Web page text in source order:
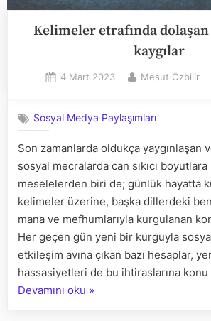
Kelimeler etrafında
kaygılar
Posted
4 Mart 2023 By
Mesut Özbilir
Sosyal Medya Paylaşımları
Son zamanlarda oldukça yaygınlaşan
sosyal mecralarda can sıkıcı boyutlara
meselelerden biri de; günlük hayatta
kelimeler üzerine, başka dillerdeki
mana ve mefhumlarıyla kurgulanan
Her geçen gün yeni bir kurguyla
etkileşim avına çıkan bazı hesaplar,
hassasiyetleri de bu ihtiraslarına
Devamını oku “Kelimeler
»